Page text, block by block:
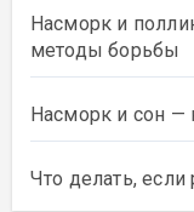
Насморк и
методы борьбы
Насморк и сон —
Что делать, если